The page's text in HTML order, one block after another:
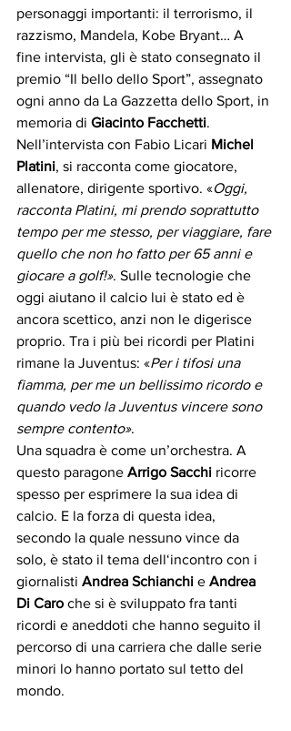
personaggi importanti: il terrorismo, il
razzismo, Mandela, Kobe Bryant… A
fine intervista, gli è stato consegnato il
premio “Il bello dello Sport”, assegnato
ogni anno da La Gazzetta dello Sport, in
memoria di Giacinto Facchetti.
Nell’intervista con Fabio Licari Michel
Platini, si racconta come giocatore,
allenatore, dirigente sportivo. «Oggi,
racconta Platini, mi prendo soprattutto
tempo per me stesso, per viaggiare, fare
quello che non ho fatto per 65 anni e
giocare a golf!». Sulle tecnologie che
oggi aiutano il calcio lui è stato ed è
ancora scettico, anzi non le digerisce
proprio. Tra i più bei ricordi per Platini
rimane la Juventus: «Per i tifosi una
fiamma, per me un bellissimo ricordo e
quando vedo la Juventus vincere sono
sempre contento».
Una squadra è come un’orchestra. A
questo paragone Arrigo Sacchi ricorre
spesso per esprimere la sua idea di
calcio. E la forza di questa idea,
secondo la quale nessuno vince da
solo, è stato il tema dell‘incontro con i
giornalisti Andrea Schianchi e Andrea
Di Caro che si è sviluppato fra tanti
ricordi e aneddoti che hanno seguito il
percorso di una carriera che dalle serie
minori lo hanno portato sul tetto del
mondo.